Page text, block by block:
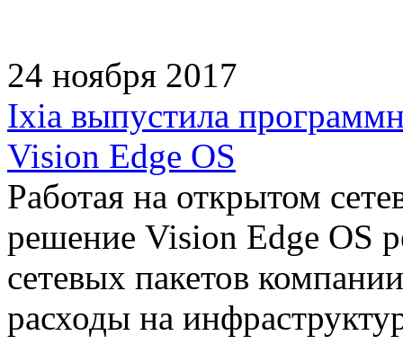
24 ноября 2017
Ixia выпустила
Vision Edge OS
Работая на открытом
решение Vision Edge OS
сетевых пакетов
расходы на